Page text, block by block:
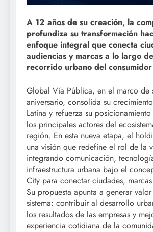
A 12 años de su creación, la
profundiza su transformación
enfoque integral que conecta
audiencias y marcas a lo largo
recorrido urbano del consumidor
Global Vía Pública, en el marco de
aniversario, consolida su
Latina y refuerza su
los principales actores del
región. En esta nueva etapa, el
una visión que redefine el rol de la
integrando comunicación,
infraestructura urbana bajo el
City para conectar ciudades,
Su propuesta apunta a generar
sistema: contribuir al desarrollo
los resultados de las empresas y
experiencia cotidiana de la